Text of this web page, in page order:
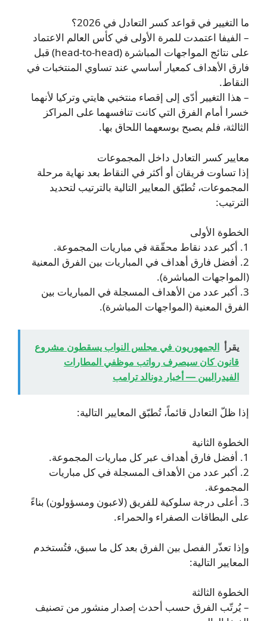
ما التغيير في قواعد كسر التعادل في 2026؟
– الفيفا اعتمدت للمرة الأولى في كأس العالم الاعتماد
على نتائج المواجهات المباشرة (head-to-head) قبل
فارق الأهداف كمعيار أساسي عند تساوي المنتخبات في
النقاط.
– هذا التغيير أدّى إلى إقصاء منتخبي هايتي وتركيا لأنهما
خسرا أمام الفرق التي كانت تنافسهما على المراكز
الثالثة، فلم يصبح بوسعهما اللحاق بها.
معايير كسر التعادل داخل المجموعات
إذا تساوت فريقان أو أكثر في النقاط بعد نهاية مرحلة
المجموعات، تُطبّق المعايير التالية بالترتيب لتحديد
الترتيب:
الخطوة الأولى
1. أكبر عدد نقاط محقّقة في مباريات المجموعة.
2. أفضل فارق أهداف في المباريات بين الفرق المعنية
(المواجهات المباشرة).
3. أكبر عدد من الأهداف المسجلة في المباريات بين
الفرق المعنية (المواجهات المباشرة).
يقرأ الجمهوريون في مجلس النواب يسقطون مشروع
قانون كان سيصرف رواتب موظفي المطارات
الفيدراليين — أخبار دونالد ترامب
إذا ظلّ التعادل قائماً، تُطبّق المعايير التالية:
الخطوة الثانية
1. أفضل فارق أهداف عبر كل مباريات المجموعة.
2. أكبر عدد من الأهداف المسجلة في كل مباريات
المجموعة.
3. أعلى درجة سلوكية للفريق (لاعبون ومسؤولون) بناءً
على البطاقات الصفراء والحمراء.
وإذا تعذّر الفصل بين الفرق بعد كل ما سبق، فتُستخدم
المعايير التالية:
الخطوة الثالثة
– يُرتّب الفرق حسب أحدث إصدار منشور من تصنيف